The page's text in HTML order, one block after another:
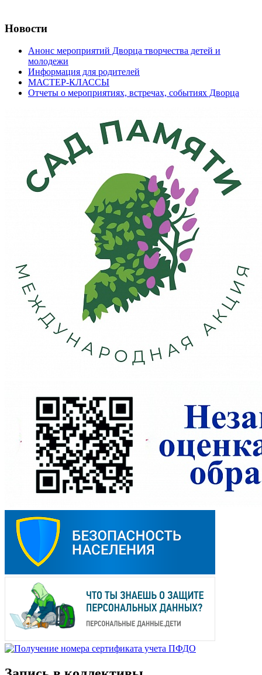
Новости
Анонс мероприятий Дворца творчества детей и
молодежи
Информация для родителей
МАСТЕР-КЛАССЫ
Отчеты о мероприятиях, встречах, событиях Дворца